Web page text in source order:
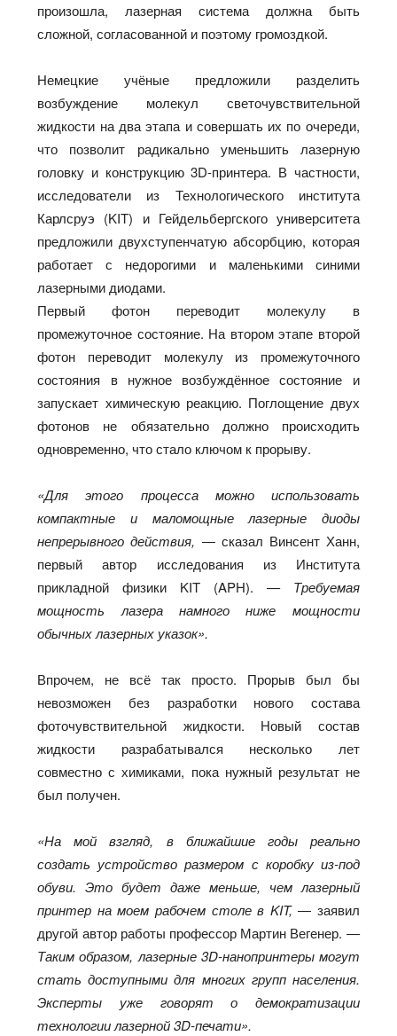
произошла, лазерная система должна быть
сложной, согласованной и поэтому громоздкой.
Немецкие учёные предложили разделить
возбуждение молекул светочувствительной
жидкости на два этапа и совершать их по очереди,
что позволит радикально уменьшить лазерную
головку и конструкцию 3D-принтера. В частности,
исследователи из Технологического института
Карлсруэ (KIT) и Гейдельбергского университета
предложили двухступенчатую абсорбцию, которая
работает с недорогими и маленькими синими
лазерными диодами.
Первый фотон переводит молекулу в
промежуточное состояние. На втором этапе второй
фотон переводит молекулу из промежуточного
состояния в нужное возбуждённое состояние и
запускает химическую реакцию. Поглощение двух
фотонов не обязательно должно происходить
одновременно, что стало ключом к прорыву.
«Для этого процесса можно использовать
компактные и маломощные лазерные диоды
непрерывного действия, — сказал Винсент Ханн,
первый автор исследования из Института
прикладной физики KIT (APH).
— Требуемая
мощность лазера намного ниже мощности
обычных лазерных указок».
Впрочем, не всё так просто. Прорыв был бы
невозможен без разработки нового состава
фоточувствительной жидкости. Новый состав
жидкости разрабатывался несколько лет
совместно с химиками, пока нужный результат не
был получен.
«На мой взгляд, в ближайшие годы реально
создать устройство размером с коробку из-под
обуви. Это будет даже меньше, чем лазерный
принтер на моем рабочем столе в KIT, — заявил
другой автор работы профессор Мартин Вегенер. —
Таким образом, лазерные 3D-нанопринтеры могут
стать доступными для многих групп населения.
Эксперты уже говорят о демократизации
технологии лазерной 3D-печати».